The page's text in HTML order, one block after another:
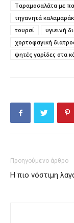
Ταραμοσαλάτα με
τηγανητά
τουρσί
υγιεινή
χορτοφαγική
ψητές γαρίδες στα
Προηγούμενο άρθρο
Η πιο νόστιμη